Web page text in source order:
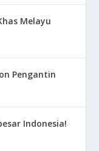
Melayu
Pengantin
Indonesia!